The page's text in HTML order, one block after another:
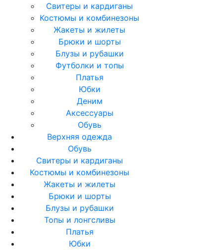
Свитеры и кардиганы
Костюмы и комбинезоны
Жакеты и жилеты
Брюки и шорты
Блузы и рубашки
Футболки и топы
Платья
Юбки
Деним
Аксессуары
Обувь
Верхняя одежда
Обувь
Свитеры и кардиганы
Костюмы и комбинезоны
Жакеты и жилеты
Брюки и шорты
Блузы и рубашки
Топы и лонгсливы
Платья
Юбки